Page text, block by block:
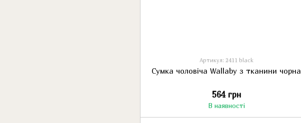
Артикул: 2411 black
Сумка чоловіча Wallaby з тканини чорна
564 грн
В наявності